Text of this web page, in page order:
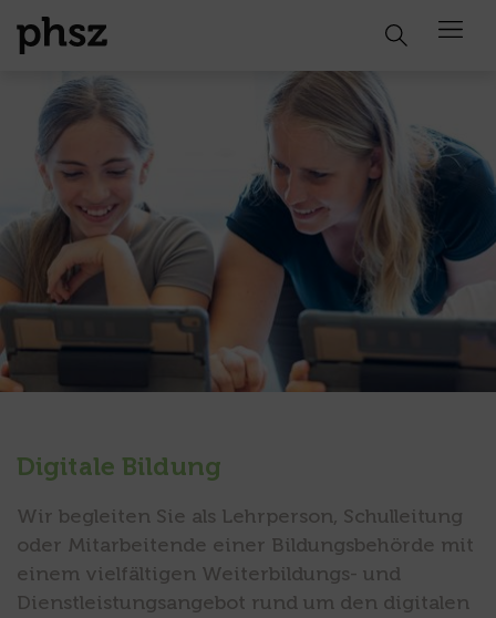
Digitale Bildung
Wir begleiten Sie als Lehrperson, Schulleitung
oder Mitarbeitende einer Bildungsbehörde mit
einem vielfältigen Weiterbildungs- und
Dienstleistungsangebot rund um den digitalen